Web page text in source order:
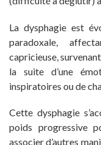
La dysphagie est
paradoxale,
capricieuse,
la suite d’une
inspiratoires ou de
Cette dysphagie
poids progressive
associer d’autres